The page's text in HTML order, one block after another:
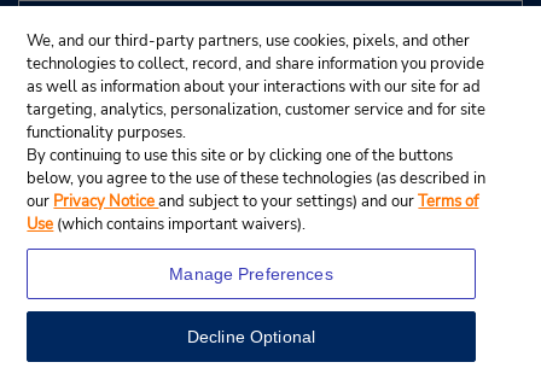
We, and our third-party partners, use cookies, pixels, and other
technologies to collect, record, and share information you provide
as well as information about your interactions with our site for ad
targeting, analytics, personalization, customer service and for site
functionality purposes.
By continuing to use this site or by clicking one of the buttons
below, you agree to the use of these technologies (as described in
our Privacy Noticeand subject to your settings) and ourTerms of
Use (which contains important waivers).
Manage Preferences
Decline Optional